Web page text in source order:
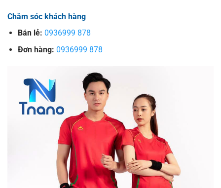
Chăm sóc khách hàng
Bán lẻ: 0936999 878
Đơn hàng: 0936999 878